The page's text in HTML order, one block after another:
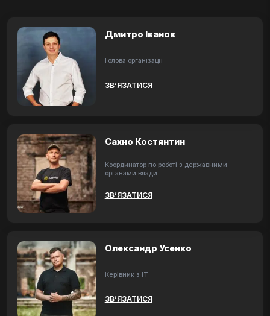
Дмитро Іванов
Голова організації
ЗВ’ЯЗАТИСЯ
Сахно Костянтин
Координатор по роботі з державними
органами влади
ЗВ’ЯЗАТИСЯ
Олександр Усенко
Керівник з ІТ
ЗВ’ЯЗАТИСЯ